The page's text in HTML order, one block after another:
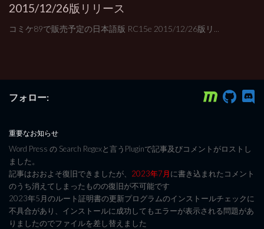
2015/12/26版リリース
コミケ89で販売予定の日本語版 RC15e 2015/12/26版リ...
フォロー:
重要なお知らせ
Word Press の Search Regexと言うPluginで記事及びコメントがロストし
ました。
記事はおおよそ復旧できましたが、 2023年7月に書き込まれたコメント
のうち消えてしまったものの復旧が不可能です
2023年5月のルート証明書の更新プログラムのインストールチェックに
不具合があり、インストールに成功してもエラーが表示される問題があ
りましたのでファイルを差し替えました